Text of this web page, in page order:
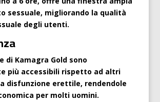
sessuale, migliorando la qualità
degli utenti.
di Kamagra Gold sono
più accessibili rispetto ad altri
disfunzione erettile, rendendole
per molti uomini.